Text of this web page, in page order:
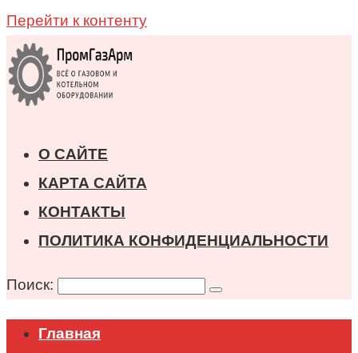
Перейти к контенту
О САЙТЕ
КАРТА САЙТА
КОНТАКТЫ
ПОЛИТИКА КОНФИДЕНЦИАЛЬНОСТИ
Поиск:
Главная